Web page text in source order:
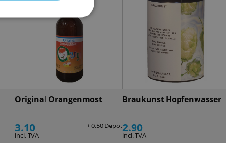
Original Orangenmost
3.10
+ 0.50 Depot
incl. TVA
Braukunst Hopfenwasser
2.90
incl. TVA